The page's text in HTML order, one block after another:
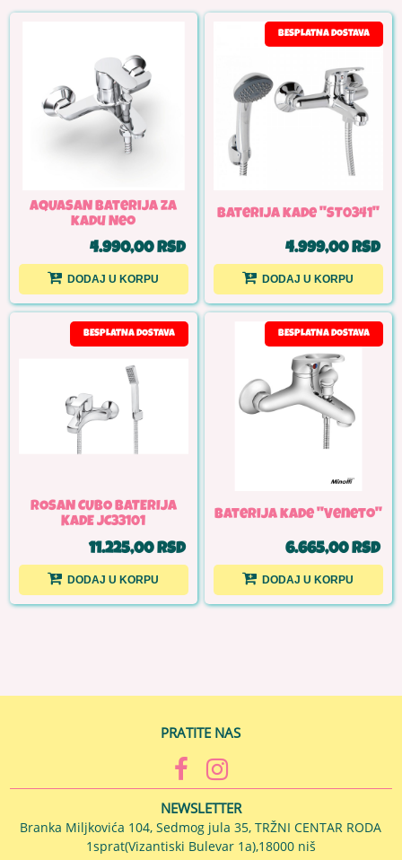
AQUASAN Baterija za
kadu Neo
4.990,00 RSD
DODAJ U KORPU
BESPLATNA DOSTAVA
Baterija kade ''ST0341''
4.999,00 RSD
DODAJ U KORPU
BESPLATNA DOSTAVA
ROSAN CUBO BATERIJA
KADE JC33101
11.225,00 RSD
DODAJ U KORPU
BESPLATNA DOSTAVA
Baterija kade ''Veneto''
6.665,00 RSD
DODAJ U KORPU
PRATITE NAS
NEWSLETTER
Branka Miljkovića 104, Sedmog jula 35, TRŽNI CENTAR RODA
1sprat(Vizantiski Bulevar 1a),18000 niš